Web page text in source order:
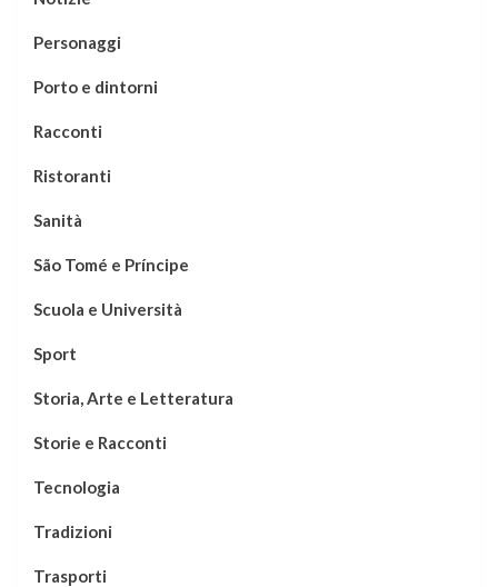
Personaggi
Porto e dintorni
Racconti
Ristoranti
Sanità
São Tomé e Príncipe
Scuola e Università
Sport
Storia, Arte e Letteratura
Storie e Racconti
Tecnologia
Tradizioni
Trasporti